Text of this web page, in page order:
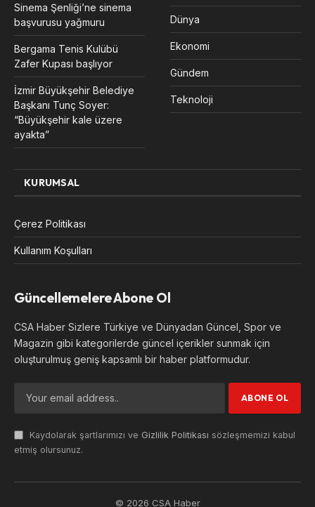
Sinema Şenliği’ne sinema
başvurusu yağmuru
Bergama Tenis Kulübü
Zafer Kupası başlıyor
İzmir Büyükşehir Belediye
Başkanı Tunç Soyer:
“Büyükşehir kale üzere
ayakta”
Dünya
Ekonomi
Gündem
Teknoloji
KURUMSAL
Çerez Politikası
Kullanım Koşulları
Güncellemelere Abone Ol
CSA Haber Sizlere Türkiye ve Dünyadan Güncel, Spor ve
Magazin gibi kategorilerde güncel içerikler sunmak için
oluşturulmuş geniş kapsamlı bir haber platformudur.
Kaydolarak şartlarımızı ve Gizlilik Politikası sözleşmemizi kabul
etmiş olursunuz.
© 2026 CSA Haber